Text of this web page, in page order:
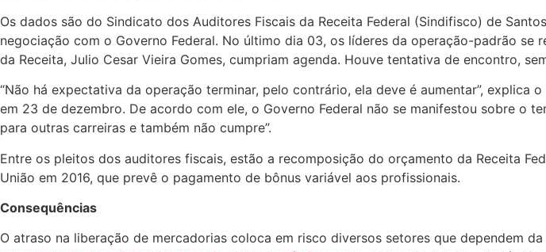
Os dados são do Sindicato dos Auditores Fiscais da Receita Federal (Sindifisco) de
negociação com o Governo Federal. No último dia 03, os líderes da operação-padrão
da Receita, Julio Cesar Vieira Gomes, cumpriam agenda. Houve tentativa de encontro,
“Não há expectativa da operação terminar, pelo contrário, ela deve é aumentar”,
em 23 de dezembro. De acordo com ele, o Governo Federal não se manifestou sobre o
para outras carreiras e também não cumpre”.
Entre os pleitos dos auditores fiscais, estão a recomposição do orçamento da Receita
União em 2016, que prevê o pagamento de bônus variável aos profissionais.
Consequências
O atraso na liberação de mercadorias coloca em risco diversos setores que dependem